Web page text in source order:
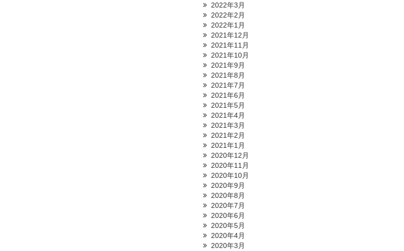
2022年3月
2022年2月
2022年1月
2021年12月
2021年11月
2021年10月
2021年9月
2021年8月
2021年7月
2021年6月
2021年5月
2021年4月
2021年3月
2021年2月
2021年1月
2020年12月
2020年11月
2020年10月
2020年9月
2020年8月
2020年7月
2020年6月
2020年5月
2020年4月
2020年3月